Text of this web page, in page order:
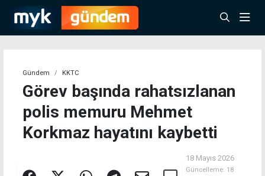
Gündem KKTC
Görev başında rahatsızlanan
polis memuru Mehmet
Korkmaz hayatını kaybetti
18 Mayıs 2026
Güncelleme: 18